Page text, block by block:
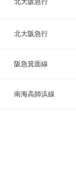
北大阪急行
阪急箕面線
南海高師浜線